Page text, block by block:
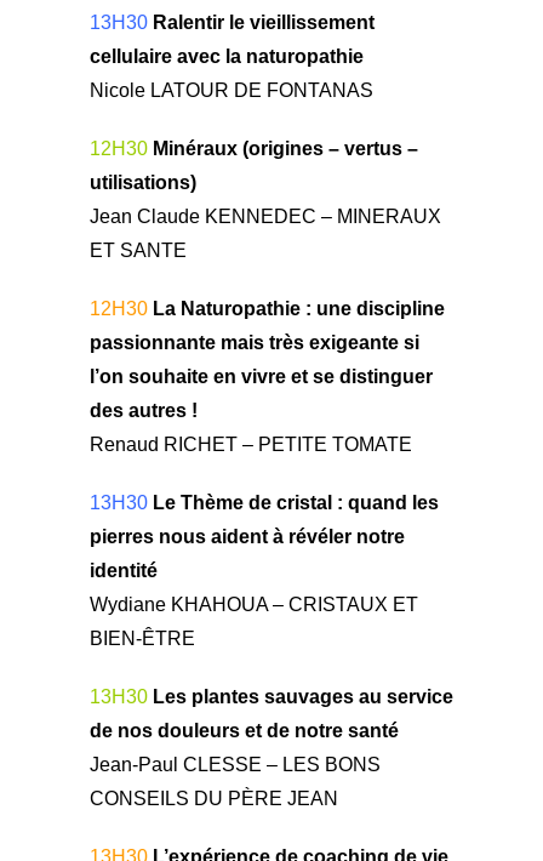
13H30 Ralentir le vieillissement
cellulaire avec la naturopathie
Nicole LATOUR DE FONTANAS
12H30 Minéraux (origines – vertus –
utilisations)
Jean Claude KENNEDEC – MINERAUX
ET SANTE
12H30 La Naturopathie : une discipline
passionnante mais très exigeante si
l’on souhaite en vivre et se distinguer
des autres !
Renaud RICHET – PETITE TOMATE
13H30 Le Thème de cristal : quand les
pierres nous aident à révéler notre
identité
Wydiane KHAHOUA – CRISTAUX ET
BIEN-ÊTRE
13H30 Les plantes sauvages au service
de nos douleurs et de notre santé
Jean-Paul CLESSE – LES BONS
CONSEILS DU PÈRE JEAN
13H30 L’expérience de coaching de vie